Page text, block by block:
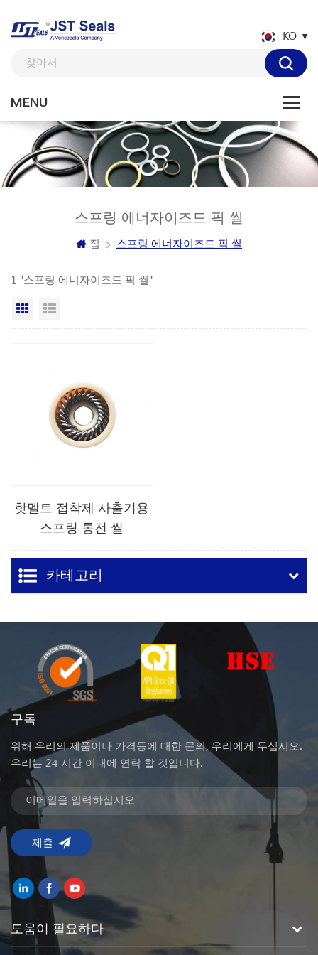
KO
스프링 에너자이즈드 픽 씰
집 스프링 에너자이즈드 픽 씰
1 "스프링 에너자이즈드 픽 씰"
격자보기
핫멜트 접착제 사출기용
스프링 통전 씰
카테고리
구독
위해 우리의 제품이나 가격등에 대한 문의, 우리에게 두십시오.
우리는 24 시간 이내에 연락 할 것입니다.
도움이 필요하다